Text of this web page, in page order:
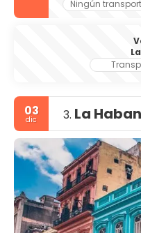
Ningún
03
dic 3. La